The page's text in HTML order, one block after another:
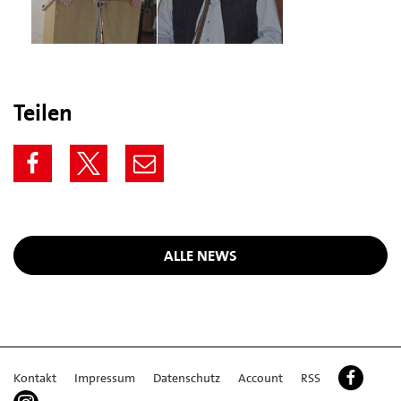
Teilen
ALLE NEWS
Kontakt Impressum Datenschutz Account RSS